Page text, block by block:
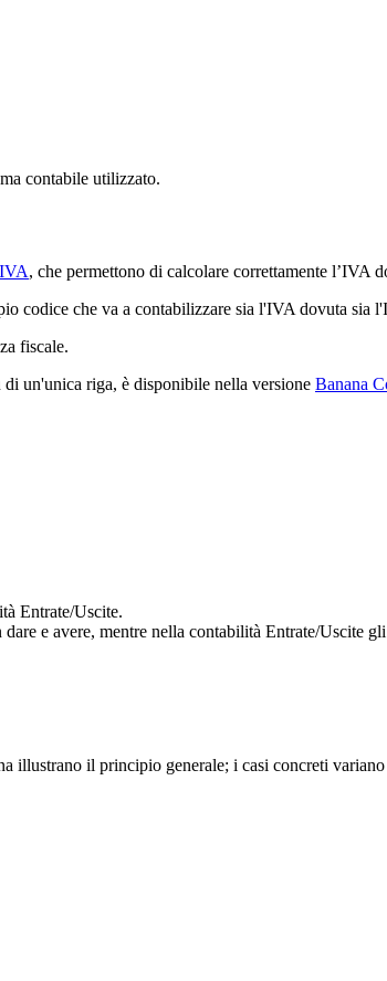
contabile utilizzato.
, che permettono di calcolare correttamente l’IVA
codice che va a contabilizzare sia l'IVA dovuta sia
fiscale.
un'unica riga, è disponibile nella versione Banana
Entrate/Uscite.
e avere, mentre nella contabilità Entrate/Uscite
illustrano il principio generale; i casi concreti variano